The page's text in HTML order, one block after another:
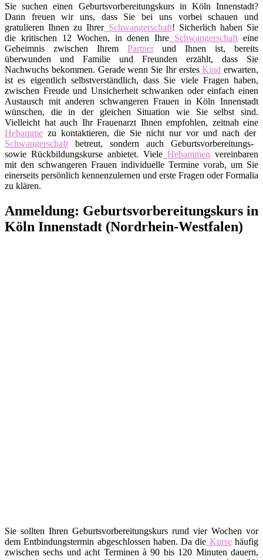
Sie suchen einen Geburtsvorbereitungskurs in Köln Innenstadt?
Dann freuen wir uns, dass Sie bei uns vorbei schauen und
gratulieren Ihnen zu IhrerSchwangerschaft! Sicherlich haben Sie
die kritischen 12 Wochen, in denen Ihre Schwangerschaft eine
Geheimnis zwischen Ihrem Partnerund Ihnen ist, bereits
überwunden und Familie und Freunden erzählt, dass Sie
Nachwuchs bekommen. Gerade wenn Sie Ihr erstesKind erwarten,
ist es eigentlich selbstverständlich, dass Sie viele Fragen haben,
zwischen Freude und Unsicherheit schwanken oder einfach einen
Austausch mit anderen schwangeren Frauen in Köln Innenstadt
wünschen, die in der gleichen Situation wie Sie selbst sind.
Vielleicht hat auch Ihr Frauenarzt Ihnen empfohlen, zeitnah eine
Hebamme zu kontaktieren, die Sie nicht nur vor und nach der
Schwangerschaft betreut, sondern auch Geburtsvorbereitungs-
sowie Rückbildungskurse anbietet. Viele Hebammen vereinbaren
mit den schwangeren Frauen individuelle Termine vorab, um Sie
einerseits persönlich kennenzulernen und erste Fragen oder Formalia
zu klären.
Anmeldung: Geburtsvorbereitungskurs in
Köln Innenstadt (Nordrhein-Westfalen)
Sie sollten Ihren Geburtsvorbereitungskurs rund vier Wochen vor
dem Entbindungstermin abgeschlossen haben. Da die Kursehäufig
zwischen sechs und acht Terminen à 90 bis 120 Minuten dauern,